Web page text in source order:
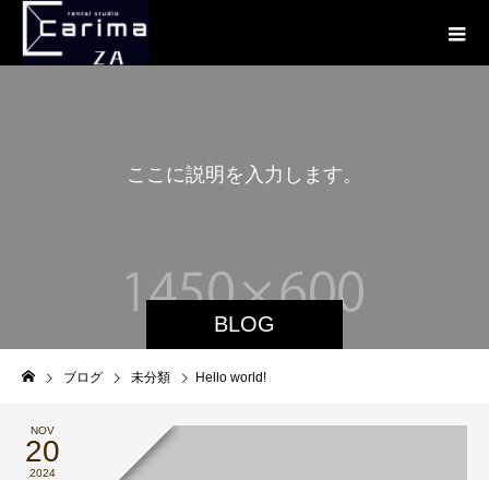
BLOG
こ こ に説明 を 入 力 し ま す。
ブログ 未分類 Hello world!
NOV
20
2024